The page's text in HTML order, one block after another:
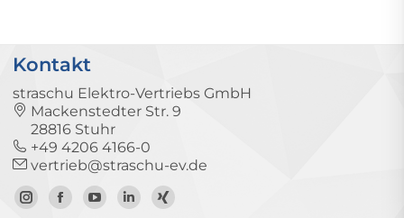
Kontakt
straschu Elektro-Vertriebs GmbH
Mackenstedter Str. 9
28816 Stuhr
+49 4206 4166-0
vertrieb@straschu-ev.de
ZumZur
ZumZumZum